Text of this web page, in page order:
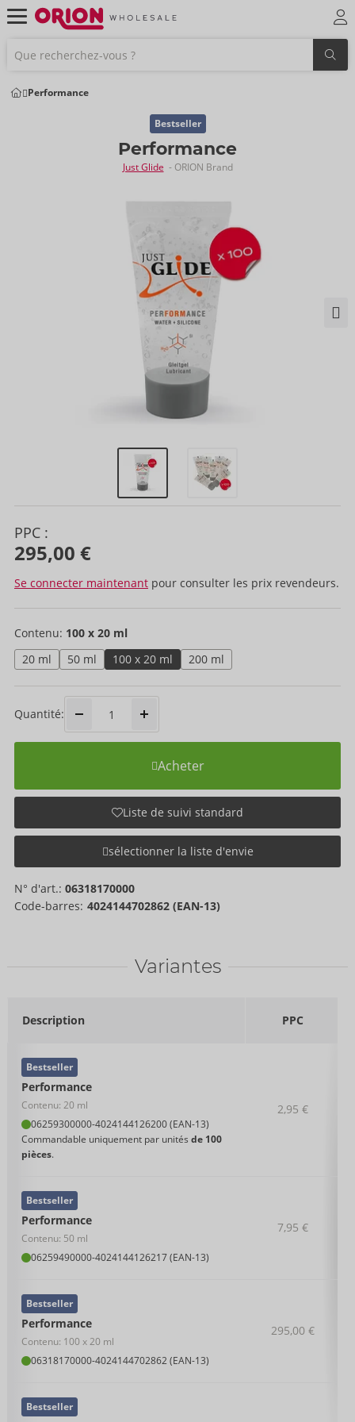
Performance
Bestseller
Performance
Just Glide - ORION Brand
PPC :
295,00 €
Se connecter maintenant pour consulter les prix revendeurs.
Contenu: 100 x 20 ml
20 ml
50 ml 100 x 20 ml 200 ml
Quantité:
Acheter
Liste de suivi standard
sélectionner la liste d'envie
N° d'art.: 06318170000
Code-barres: 4024144702862 (EAN-13)
Variantes
Description PPC
Performance
Contenu: 20 ml
06259300000-4024144126200 (EAN-13)
Commandable uniquement par unités de 100
pièces.
Bestseller
2,95 €
Performance
Contenu: 50 ml
06259490000-4024144126217 (EAN-13)
Bestseller
7,95 €
Performance
Contenu: 100 x 20 ml
06318170000-4024144702862 (EAN-13)
Bestseller
295,00 €
Bestseller